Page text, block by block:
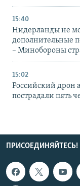
15:40
Нидерланды не
дополнительные
– Минобороны
15:02
Российский дрон
пострадали пять
ПРИСОЕДИНЯЙТЕСЬ!